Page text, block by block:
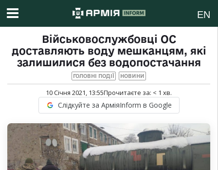
EN
Військовослужбовці ОС
доставляють воду мешканцям, які
залишилися без водопостачання
ГОЛОВНІ ПОДІЇ НОВИНИ
10 Січня 2021, 13:55Прочитаєте за: < 1 хв.
Слідкуйте за АрміяInform в Google